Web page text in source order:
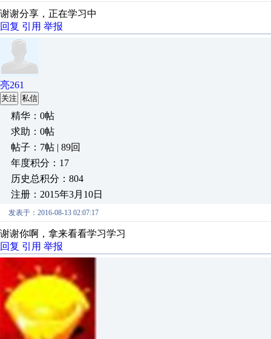
谢谢分享，正在学习中
回复 引用 举报
亮261
关注 私信
精华：0帖
求助：0帖
帖子：7帖 | 89回
年度积分：17
历史总积分：804
注册：2015年3月10日
发表于：2016-08-13 02:07:17
谢谢你啊，拿来看看学习学习
回复 引用 举报